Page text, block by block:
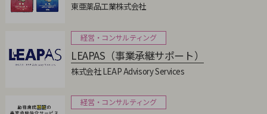
東亜薬品工業株式会社
経営・コンサルティング
LEAPAS（事業承継サポート）
株式会社 LEAP Advisory Services
経営・コンサルティング